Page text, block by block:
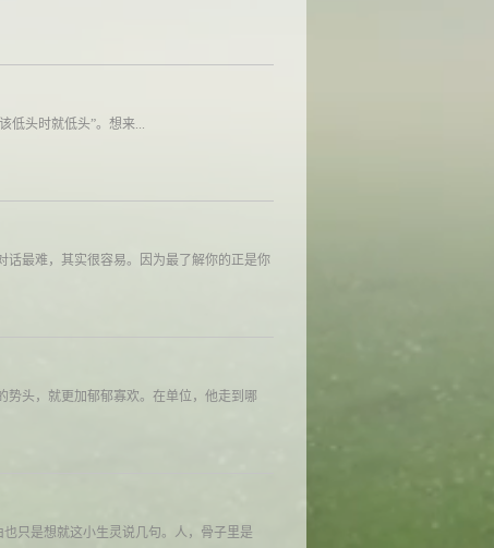
低头时就低头”。想来...
话最难，其实很容易。因为最了解你的正是你
头，就更加郁郁寡欢。在单位，他走到哪
只是想就这小生灵说几句。人，骨子里是